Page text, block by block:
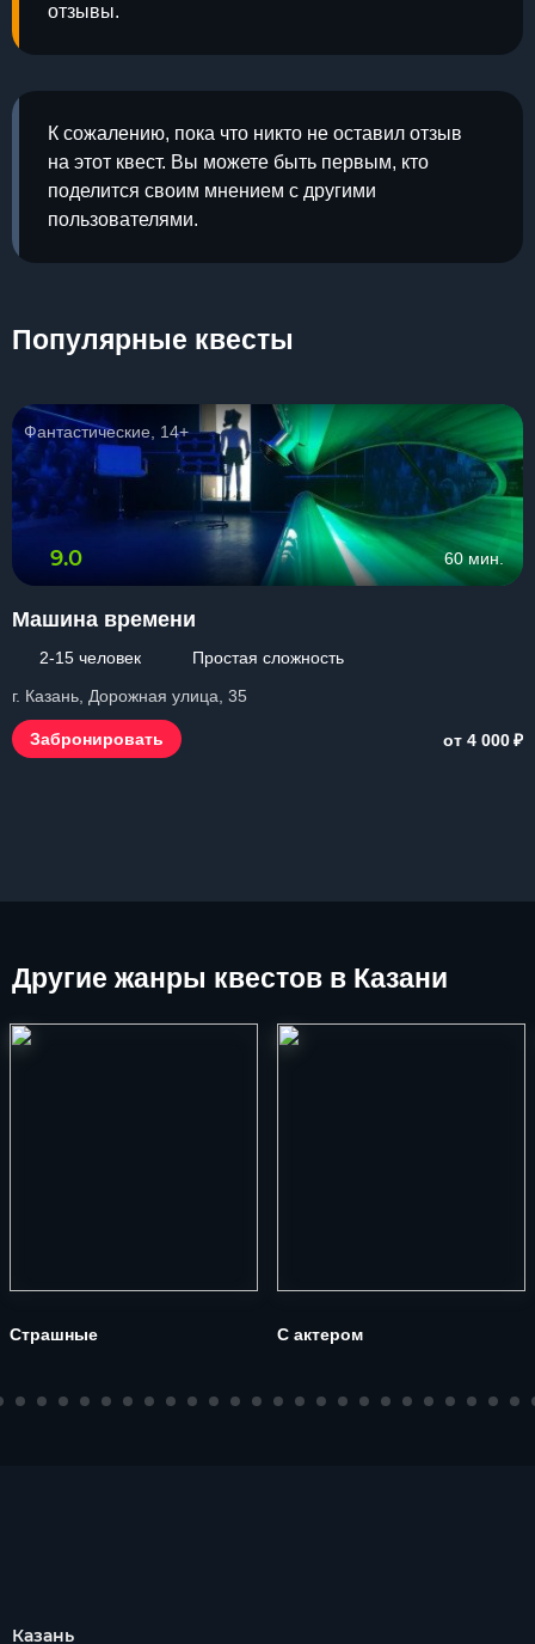
отзывы.
К сожалению, пока что никто не оставил отзыв
на этот квест. Вы можете быть первым, кто
поделится своим мнением с другими
пользователями.
Популярные квесты
Фантастические, 14+
9.0 60 мин.
Машина времени
2-15 человек
Простая сложность
г. Казань, Дорожная улица, 35
Забронировать от 4 000₽
Другие жанры квестов в Казани
Страшные С актером
Казань